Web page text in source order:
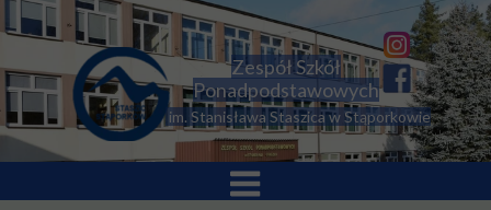
im. Stanisława Staszica w Stąporkowie
Zespół Szkół
Ponadpodstawowych